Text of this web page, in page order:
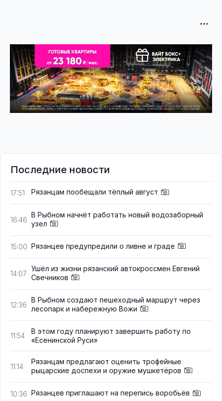
Последние новости
17:51 Рязанцам пообещали тёплый август
16:46
В Рыбном начнёт работать новый водозаборный
узел
15:00 Рязанцев предупредили о ливне и граде
14:07
Ушёл из жизни рязанский автокроссмен Евгений
Свечников
12:36
В Рыбном создают пешеходный маршрут через
лесопарк и набережную Вожи
11:54
В этом году планируют завершить работу по
«Есенинской Руси»
11:14
Рязанцам предлагают оценить трофейные
рыцарские доспехи и оружие мушкетёров
10:36 Рязанцев приглашают на перепись воробьёв